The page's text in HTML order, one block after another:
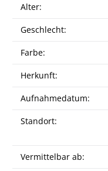
Alter:
Geschlecht:
Farbe:
Herkunft:
Aufnahmedatum:
Standort:
Vermittelbar ab: